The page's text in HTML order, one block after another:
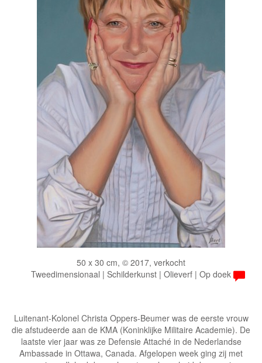
50 x 30 cm, © 2017, verkocht
Tweedimensionaal | Schilderkunst | Olieverf | Op doek
Luitenant-Kolonel Christa Oppers-Beumer was de eerste vrouw
die afstudeerde aan de KMA (Koninklijke Militaire Academie). De
laatste vier jaar was ze Defensie Attaché in de Nederlandse
Ambassade in Ottawa, Canada. Afgelopen week ging zij met